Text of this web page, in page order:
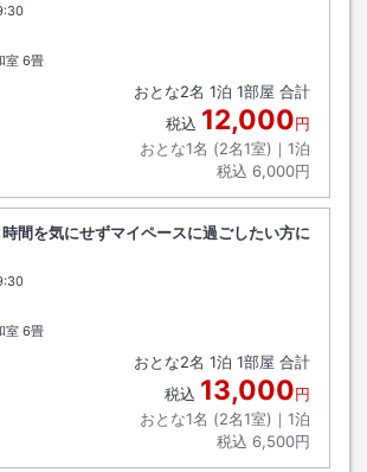
ックアウト
室 6畳
おとな2名 1泊 1部屋 合計
税込 12,000円
おとな1名 (2名1室)｜ 1泊
税込 6,000円
を気にせずマイペースに過ごしたい方に
ックアウト
室 6畳
おとな2名 1泊 1部屋 合計
税込 13,000円
おとな1名 (2名1室)｜ 1泊
税込 6,500円